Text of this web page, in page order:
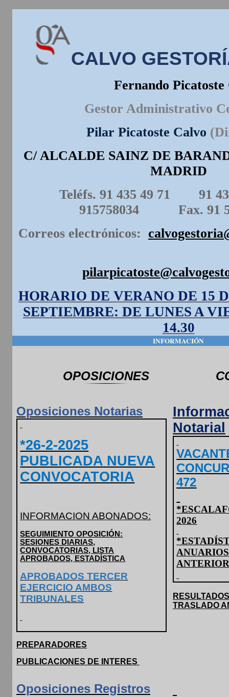
CALVO
Fernando Picatoste
Gestor Administrativo
Pilar Picatoste Calvo (
C/ ALCALDE SAINZ DE
MADRID
Teléfs. 91 435 49 71
91
915758034
Fax. 91
Correos electrónicos:
HORARIO DE VERANO DE 15
SEPTIEMBRE: DE LUNES A
14.30
INFORMACIÓN
OPOSICIONES
Oposiciones Notarias
*26-2-2025
PUBLICADA NUEVA
CONVOCATORIA
INFORMACION ABONADOS:
SEGUIMIENTO OPOSICIÓN:
SESIONES DIARIAS,
CONVOCATORIAS, LISTA
APROBADOS, ESTADÍSTICA
APROBADOS TERCER
EJERCICIO AMBOS
TRIBUNALES
PREPARADORES
PUBLICACIONES DE INTERES
Notarial
472
2026
*
RESULTADOS
TRASLADO
Oposiciones Registros